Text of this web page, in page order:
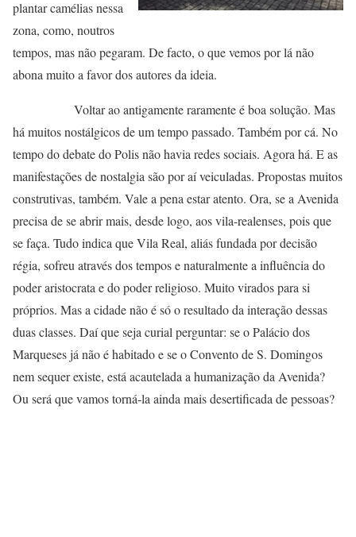
plantar camélias nessa
zona, como, noutros
tempos, mas não pegaram. De facto, o que vemos por lá não
abona muito a favor dos autores da ideia.
Voltar ao antigamente raramente é boa solução. Mas
há muitos nostálgicos de um tempo passado. Também por cá. No
tempo do debate do Polis não havia redes sociais. Agora há. E as
manifestações de nostalgia são por aí veiculadas. Propostas muitos
construtivas, também. Vale a pena estar atento. Ora, se a Avenida
precisa de se abrir mais, desde logo, aos vila-realenses, pois que
se faça. Tudo indica que Vila Real, aliás fundada por decisão
régia, sofreu através dos tempos e naturalmente a influência do
poder aristocrata e do poder religioso. Muito virados para si
próprios. Mas a cidade não é só o resultado da interação dessas
duas classes. Daí que seja curial perguntar: se o Palácio dos
Marqueses já não é habitado e se o Convento de S. Domingos
nem sequer existe, está acautelada a humanização da Avenida?
Ou será que vamos torná-la ainda mais desertificada de pessoas?